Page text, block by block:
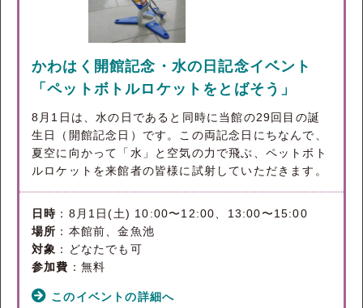
かわはく開館記念・水の日記念イベント
「ペットボトルロケットをとばそう」
8月1日は、水の日であると同時に当館の29回目の誕
生日（開館記念日）です。この両記念日にちなんで、
夏空に向かって「水」と空気の力で飛ぶ、ペットボト
ルロケットを来館者の皆様に試射していただきます。
日時 ：8月1日(土) 10:00〜12:00、13:00〜15:00
場所 ：本館前、金魚池
対象 ：どなたでも可
参加費 ：無料
このイベントの詳細へ